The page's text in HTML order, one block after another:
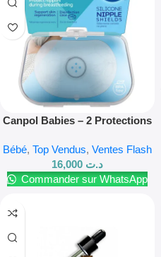
Canpol Babies – 2 Protections
Bébé, Top Vendus, Ventes Flash
د.ت
Commander sur WhatsApp